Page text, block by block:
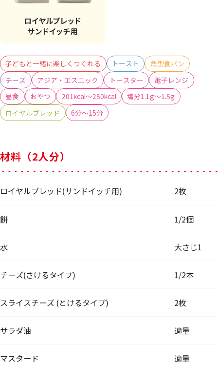
子どもと一緒に楽しくつくれる トースト
角型食パン
チーズ
アジア・エスニック トースター
電子レンジ
昼食
おやつ 201kcal～250kcal
塩分1.1g～1.5g
ロイヤルブレッド
6分～15分
材料（2人分）
ロイヤルブレッド(サンドイッチ用) 2枚
餅 1/2個
水 大さじ1
チーズ(さけるタイプ) 1/2本
スライスチーズ (とけるタイプ) 2枚
サラダ油 適量
マスタード 適量